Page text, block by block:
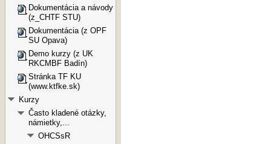
Dokumentácia a návody
(z_CHTF STU)
Dokumentácia (z OPF
SU Opava)
Demo kurzy (z UK
RKCMBF Badín)
Stránka TF KU
(www.ktfke.sk)
Kurzy
Často kladené otázky,
námietky,...
OHCSsR